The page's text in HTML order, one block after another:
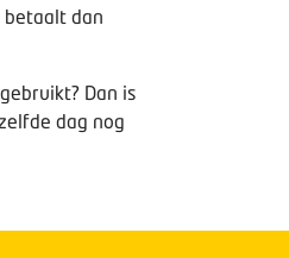
betaalt dan
Dan is
dag nog